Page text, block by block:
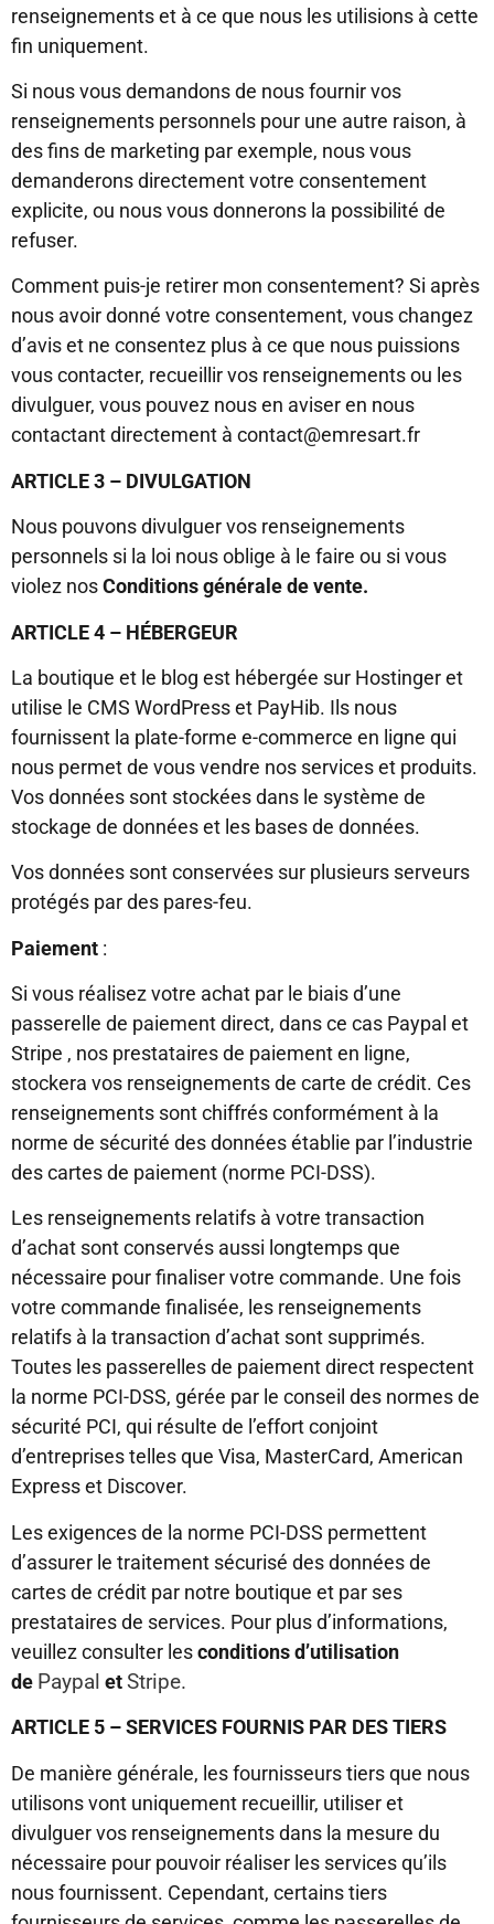
renseignements et à ce que nous les utilisions à cette
fin uniquement.
Si nous vous demandons de nous fournir vos
renseignements personnels pour une autre raison, à
des fins de marketing par exemple, nous vous
demanderons directement votre consentement
explicite, ou nous vous donnerons la possibilité de
refuser.
Comment puis-je retirer mon consentement? Si après
nous avoir donné votre consentement, vous changez
d’avis et ne consentez plus à ce que nous puissions
vous contacter, recueillir vos renseignements ou les
divulguer, vous pouvez nous en aviser en nous
contactant directement à contact@emresart.fr
ARTICLE 3 – DIVULGATION
Nous pouvons divulguer vos renseignements
personnels si la loi nous oblige à le faire ou si vous
violez nosConditions générale de vente.
ARTICLE 4 – HÉBERGEUR
La boutique et le blog est hébergée sur Hostinger et
utilise le CMS WordPress et PayHib. Ils nous
fournissent la plate-forme e-commerce en ligne qui
nous permet de vous vendre nos services et produits.
Vos données sont stockées dans le système de
stockage de données et les bases de données.
Vos données sont conservées sur plusieurs serveurs
protégés par des pares-feu.
Paiement :
Si vous réalisez votre achat par le biais d’une
passerelle de paiement direct, dans ce cas Paypal et
Stripe , nos prestataires de paiement en ligne,
stockera vos renseignements de carte de crédit. Ces
renseignements sont chiffrés conformément à la
norme de sécurité des données établie par l’industrie
des cartes de paiement (norme PCI-DSS).
Les renseignements relatifs à votre transaction
d’achat sont conservés aussi longtemps que
nécessaire pour finaliser votre commande. Une fois
votre commande finalisée, les renseignements
relatifs à la transaction d’achat sont supprimés.
Toutes les passerelles de paiement direct respectent
la norme PCI-DSS, gérée par le conseil des normes de
sécurité PCI, qui résulte de l’effort conjoint
d’entreprises telles que Visa, MasterCard, American
Express et Discover.
Les exigences de la norme PCI-DSS permettent
d’assurer le traitement sécurisé des données de
cartes de crédit par notre boutique et par ses
prestataires de services. Pour plus d’informations,
veuillez consulter lesconditions d’utilisation
de Paypal etStripe.
ARTICLE 5 – SERVICES FOURNIS PAR DES TIERS
De manière générale, les fournisseurs tiers que nous
utilisons vont uniquement recueillir, utiliser et
divulguer vos renseignements dans la mesure du
nécessaire pour pouvoir réaliser les services qu’ils
nous fournissent. Cependant, certains tiers